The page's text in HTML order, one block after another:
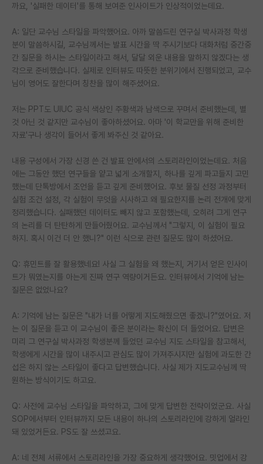
까요, '실패한 데이터'를 통해 보여준 인사이트가 인상적이었는데요.
A: 일단 교수님 스타일을 파악했어요. 아까 말씀드린 연구실 박사과정 학생
분이 말씀하시길, 교수님께서는 발표 시간을 딱 주시기보다 대화처럼 중간중
간 질문을 하시는 스타일이라고 해서, 달달 외운 내용을 말하지 않겠다는 생
각으로 준비했습니다. 실제로 인터뷰도 따뜻한 분위기에서 진행되었고, 교수
님이 영어도 잘한다며 칭찬을 많이 해주셨어요.
저는 PPT도 UIUC 공식 색상인 주황색과 남색으로 꾸며서 준비했는데, 별
것 아닌 것 같지만 교수님이 좋아하셨어요. 아마 '이 학교만을 위해 준비한
자료'구나 생각이 들어서 좋게 봐주신 것 같아요.
내용 구성에서 가장 신경 쓴 건 발표 안에서의 스토리라인이었는데요. 처음
에는 그동안 했던 연구들을 얕고 넓게 소개할지, 하나를 깊게 파고들지 고민
했는데 단톡방에서 조언을 듣고 깊게 준비했어요. 후보 물질 선정 과정부터
실험 조건 설정, 각 실험이 무엇을 시사하고 왜 필요한지를 논리 전개에 맞게
정리했습니다. 실패했던 데이터도 빼지 않고 포함했는데, 오히려 그게 연구
의 논리를 더 탄탄하게 만들어줬어요. 교수님께서 "그렇지, 이 실험이 필요
하지. 혹시 이건 더 안 했니?" 이런 식으로 관련 질문도 많이 하셨어요.
Q: 휴민트를 잘 활용했네요! 사실 그 실험을 왜 했는지, 거기서 얻은 인사이
트가 뭐였는지를 아는게 진짜 연구 역량이거든요. 인터뷰에서 기억에 남는
질문은 없었나요?
A: 기억에 남는 질문은 "내가 너를 어떻게 지도해줬으면 좋겠니?"였어요. 저
는 이 질문을 듣고 이 교수님이 좋은 분이라는 확신이 더 들었어요. 답변은
미리 그 연구실 박사과정 학생분께 들었던 교수님 지도 스타일을 참고해서,
학생에게 시간을 많이 내주시고 관심도 많이 가져주시지만 실험에 과도한 간
섭은 하지 않는 스타일이 좋다고 답변했습니다. 사실 제가 지도교수님께 딱
원하는 방식이기도 하고요.
Q: 사전에 교수님 스타일을 파악하고, 그에 맞게 답변한 전략이었군요. 사실
SOP에서부터 인터뷰까지 모든 내용이 하나의 스토리라인에 강하게 얼라인
돼 있었거든요. PS도 잘 쓰셨고요.
A: 네 전체 서류에서 스토리라인을 가장 중요하게 생각했어요. 밋업에서 강